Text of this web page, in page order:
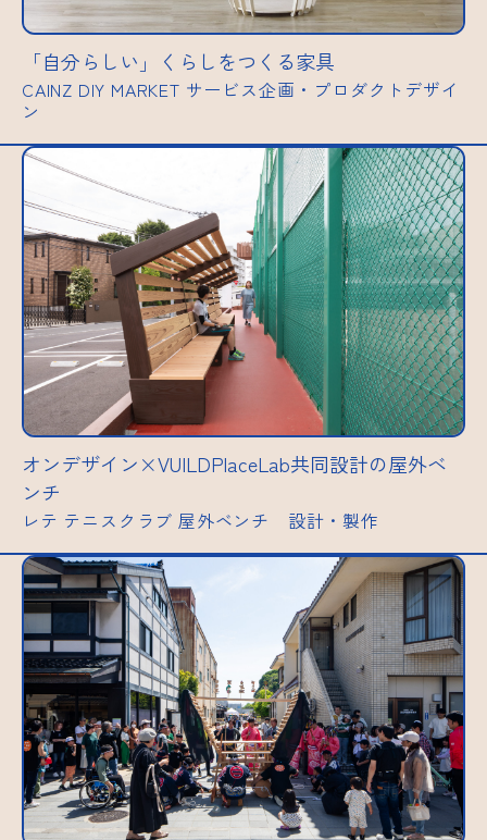
「自分らしい」くらしをつくる家具
CAINZ DIY MARKET サービス企画・プロダクトデザイ
ン
オンデザイン×VUILDPlaceLab共同設計の屋外ベ
ンチ
レテ テニスクラブ 屋外ベンチ 設計・製作